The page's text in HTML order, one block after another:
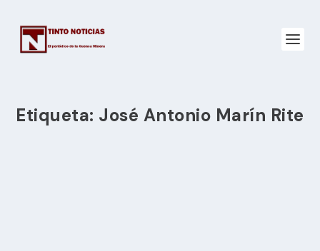
Etiqueta: José Antonio Marín Rite